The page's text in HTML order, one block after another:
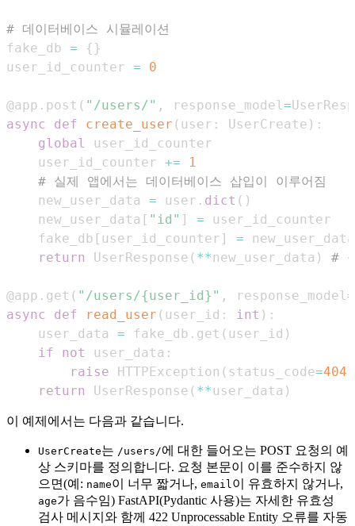
# 데이터베이스 시뮬레이션
fake_db = { }
user_id_counter = 0
@app . post ( "/users/" , response_model=
async
def create_user ( user : UserCreate ) :
global
    user_id_counter
+=
1
# 실제 앱에서는 데이터베이스 삽입이 이루어짐
    new_user_data
= user . dict ( )
    new_user_data
[ "id" ] =
    fake_db
[ user_id_counter ]
=
return
UserResponse ( **new_user_data ) #
@app . get ( "/users/{user_id}" , response_model=
async
def read_user ( user_id : int ) :
    user_data
= fake_db . get ( user_id )
if
not user_data :
raise HTTPException ( status_code=404
return
UserResponse ( **user_data )
이 예제에서는 다음과 같습니다.
UserCreate는 /users/에 대한 들어오는 POST 요청의 예
상 스키마를 정의합니다. 요청 본문이 이를 준수하지 않
으면(예: name이 너무 짧거나, email이 유효하지 않거나,
age가 음수임) FastAPI(Pydantic 사용)는 자세한 유효성
검사 메시지와 함께 422 Unprocessable Entity 오류를 자동